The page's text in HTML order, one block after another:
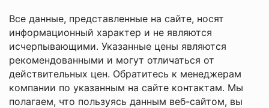
Все данные, представленные на сайте, носят
информационный характер и не являются
исчерпывающими. Указанные цены являются
рекомендованными и могут отличаться от
действительных цен. Обратитесь к менеджерам
компании по указанным на сайте контактам. Мы
полагаем, что пользуясь данным веб-сайтом, вы